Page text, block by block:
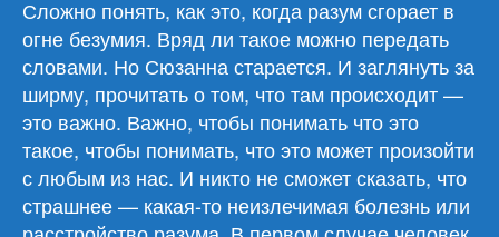
Сложно понять, как это, когда разум сгорает в
огне безумия. Вряд ли такое можно передать
словами. Но Сюзанна старается. И заглянуть за
ширму, прочитать о том, что там происходит —
это важно. Важно, чтобы понимать что это
такое, чтобы понимать, что это может произойти
с любым из нас. И никто не сможет сказать, что
страшнее — какая-то неизлечимая болезнь или